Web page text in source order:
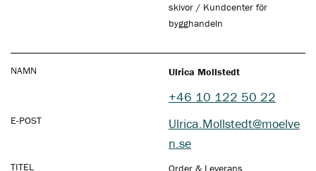
skivor / Kundcenter för
bygghandeln
NAMN Ulrica Mollstedt
+46 10 122 50 22
E-POST
Ulrica.Mollstedt@moelve
n.se
TITEL Order & Leverans